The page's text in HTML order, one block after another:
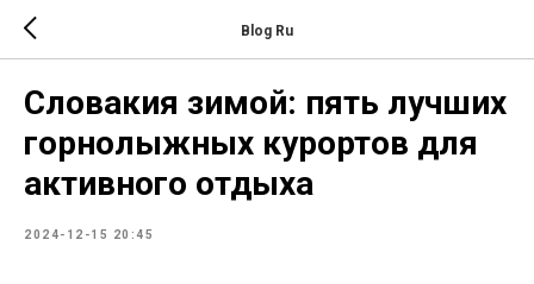
Blog Ru
Словакия зимой: пять лучших
горнолыжных курортов для
активного отдыха
2024-12-15 20:45